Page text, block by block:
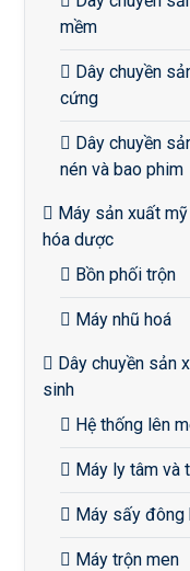
mềm
Dây chuyền
cứng
Dây chuyền
nén và bao phim
Máy sản xuất
hóa dược
Bồn phối trộn
Máy nhũ hoá
Dây chuyền sản
sinh
Hệ thống lên
Máy ly tâm và
Máy sấy đông
Máy trộn men